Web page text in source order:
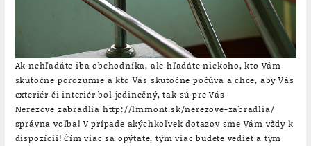
Ak nehľadáte iba obchodníka, ale hľadáte niekoho, kto Vám
skutočne porozumie a kto Vás skutočne počúva a chce, aby Vás
exteriér či interiér bol jedinečný, tak sú pre Vás
Nerezove zabradlia http://lmmont.sk/nerezove-zabradlia/
správna voľba! V prípade akýchkoľvek dotazov sme Vám vždy k
dispozícii! Čím viac sa opýtate, tým viac budete vedieť a tým